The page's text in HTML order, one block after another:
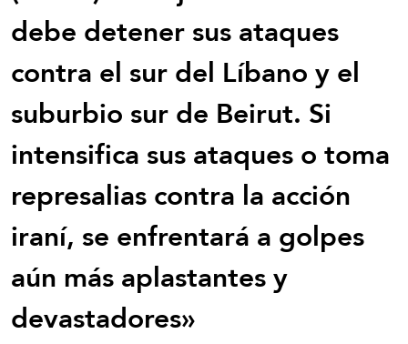
debe detener sus ataques
contra el sur del Líbano y el
suburbio sur de Beirut. Si
intensifica sus ataques o toma
represalias contra la acción
iraní, se enfrentará a golpes
aún más aplastantes y
devastadores»